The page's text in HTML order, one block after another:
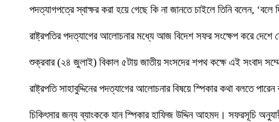
পদত্যাগপত্রে স্বাক্ষর করা হয়ে গেছে কি না জানতে চাইলে তিনি বলেন, ‘বলে
রাষ্ট্রপতির পদত্যাগের আলোচনার মধ্যে আজ বিদেশ সফর সংক্ষেপ করে দেশে
শুক্রবার (২৪ জুলাই) বিকাল ৫টায় জাতীয় সংসদের শপথ কক্ষে এই সংবাদ
রাষ্ট্রপতি সাহাবুদ্দিনের পদত্যাগের আলোচনার বিষয়ে স্পিকার কথা বলতে
চিকিৎসার জন্য ব্যাংককে যান স্পিকার হাফিজ উদ্দিন আহমদ। সফরসূচি